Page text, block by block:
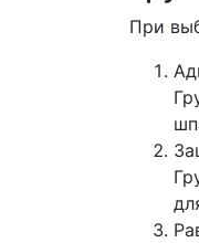
При